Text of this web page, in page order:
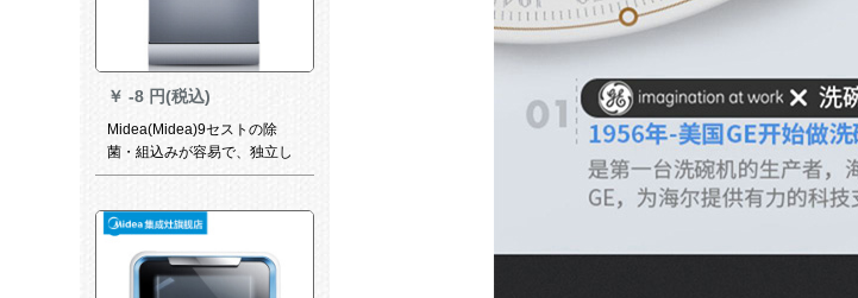
￥ -8 円(税込)
Midea(Midea)9セストの除
菌・組込みが容易で、独立し
た全自動皿洗濯機(3-8口の家)